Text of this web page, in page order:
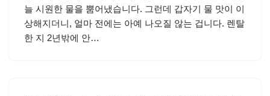
늘 시원한 물을 뿜어냈습니다. 그런데 갑자기 물 맛이 이
상해지더니, 얼마 전에는 아예 나오질 않는 겁니다. 렌탈
한 지 2년밖에 안…